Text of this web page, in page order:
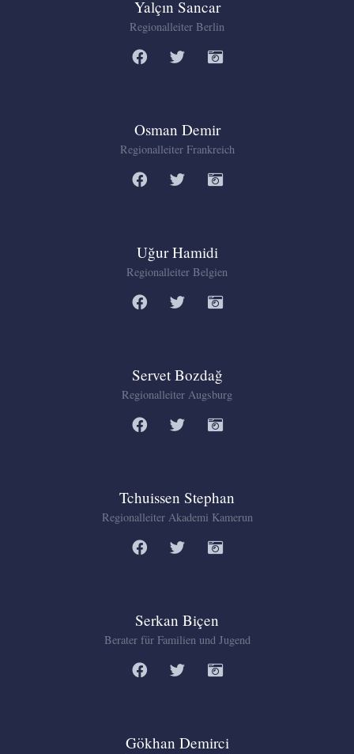
Yalçın Sancar
Regionalleiter Berlin
Osman Demir
Regionalleiter Frankreich
Uğur Hamidi
Regionalleiter Belgien
Servet Bozdağ
Regionalleiter Augsburg
Tchuissen Stephan
Regionalleiter Akademi Kamerun
Serkan Biçen
Berater für Familien und Jugend
Gökhan Demirci